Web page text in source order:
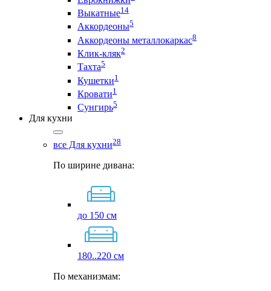
Выкатные14
Аккордеоны5
Аккордеоны металлокаркас8
Клик-кляк2
Тахта5
Кушетки1
Кровати1
Сунгирь5
Для кухни
все Для кухни28
По ширине дивана:
до 150 см
180..220 см
По механизмам: